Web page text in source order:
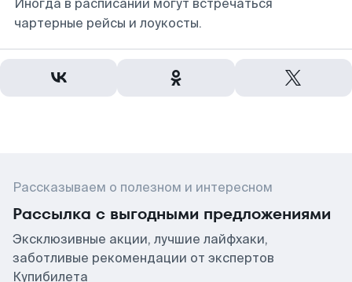
Иногда в расписании могут встречаться
чартерные рейсы и лоукосты.
Рассказываем о полезном и интересном
Рассылка с выгодными предложениями
Эксклюзивные акции, лучшие лайфхаки,
заботливые рекомендации от экспертов
Купибилета